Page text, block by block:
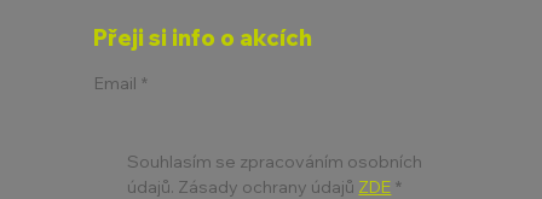
Přeji si info o akcích
Email *
Souhlasím se zpracováním osobních
údajů. Zásady ochrany údajů ZDE *